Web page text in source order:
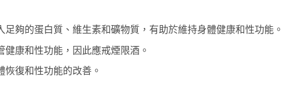
夠的蛋白質、維生素和礦物質，有助於維持身體健康和性功能。
康和性功能，因此應戒煙限酒。
復和性功能的改善。